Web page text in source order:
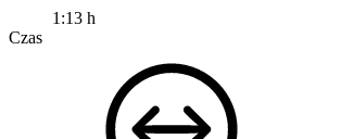
1:13 h
Czas